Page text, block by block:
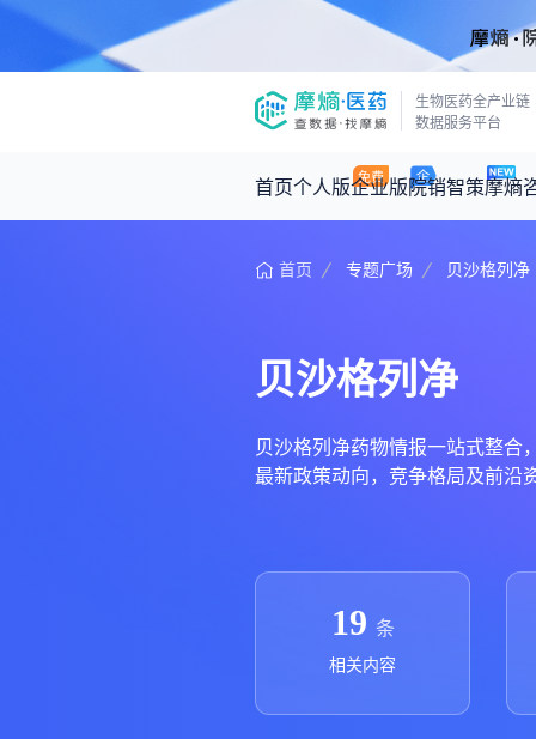
生物医药全产业链
数据服务平台
首页个人版企业版院销智策摩熵
咨询服务
产品立项评估及管线规划
产业/行业调研
投资决策与交易估值
摩熵原创
深度分析
政策法规
投融资
时讯
数据中心
基于市场数据，为您提供全面的市场
政策法规
药品生产企业
回放
王中健
首页 专题广场 贝沙格列净
贝沙格列净
贝沙格列净药物情报一站式整合
最新政策动向，竞争格局及前沿
19 条
相关内容